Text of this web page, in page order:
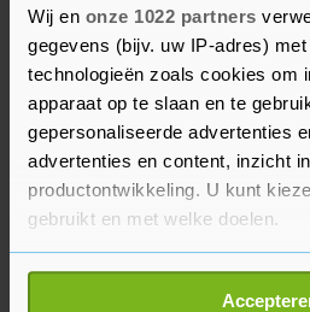
Wij en onze 1022 partners
gegevens (bijv. uw IP-adres)
technologieën zoals cookies om
apparaat op te slaan en te
gepersonaliseerde advertenties
advertenties en content, inzicht
productontwikkeling. U kunt
gebruikt en met welke doelen.
Als u het toestaat, willen we ook